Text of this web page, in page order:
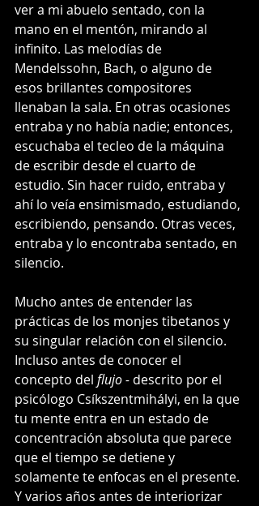
ver a mi abuelo sentado, con la
mano en el mentón, mirando al
infinito. Las melodías de
Mendelssohn, Bach, o alguno de
esos brillantes compositores
llenaban la sala. En otras ocasiones
entraba y no había nadie; entonces,
escuchaba el tecleo de la máquina
de escribir desde el cuarto de
estudio. Sin hacer ruido, entraba y
ahí lo veía ensimismado, estudiando,
escribiendo, pensando. Otras veces,
entraba y lo encontraba sentado, en
silencio.
Mucho antes de entender las
prácticas de los monjes tibetanos y
su singular relación con el silencio.
Incluso antes de conocer el
concepto del flujo - descrito por el
psicólogo Csíkszentmihályi, en la que
tu mente entra en un estado de
concentración absoluta que parece
que el tiempo se detiene y
solamente te enfocas en el presente.
Y varios años antes de interiorizar